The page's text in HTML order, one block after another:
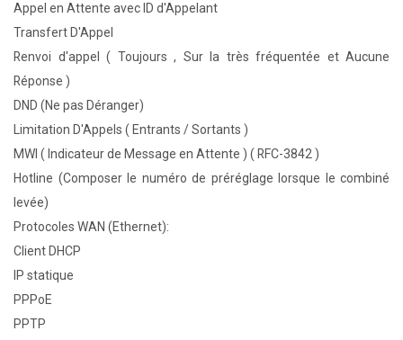
Appel en Attente avec ID d'Appelant
Transfert D'Appel
Renvoi d'appel ( Toujours , Sur la très fréquentée et Aucune
Réponse )
DND (Ne pas Déranger)
Limitation D'Appels ( Entrants / Sortants )
MWI ( Indicateur de Message en Attente ) ( RFC-3842 )
Hotline (Composer le numéro de préréglage lorsque le combiné
levée)
Protocoles WAN (Ethernet):
Client DHCP
IP statique
PPPoE
PPTP